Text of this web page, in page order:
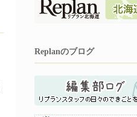
Replanのブログ